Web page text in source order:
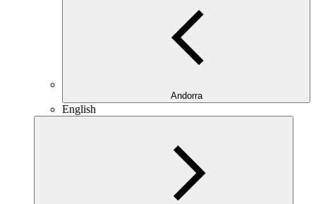
Andorra
English